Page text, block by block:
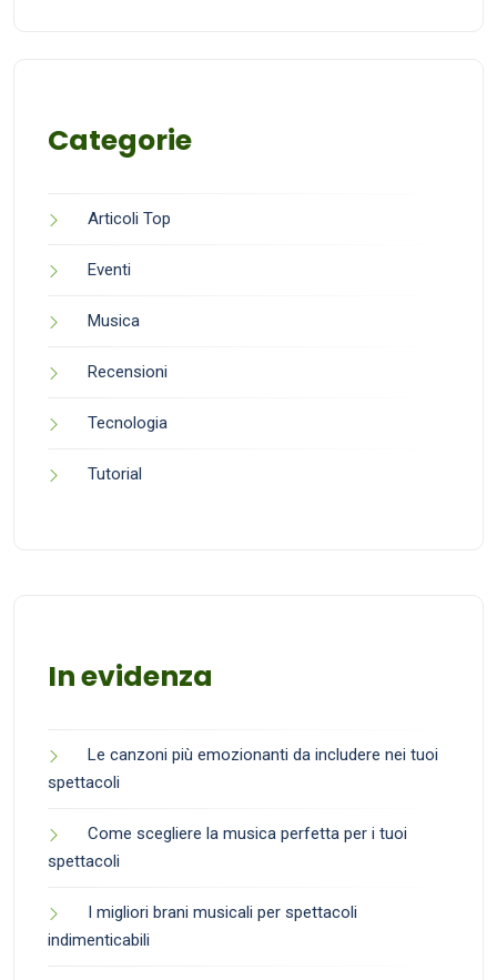
Categorie
Articoli Top
Eventi
Musica
Recensioni
Tecnologia
Tutorial
In evidenza
Le canzoni più emozionanti da includere nei tuoi
spettacoli
Come scegliere la musica perfetta per i tuoi
spettacoli
I migliori brani musicali per spettacoli
indimenticabili